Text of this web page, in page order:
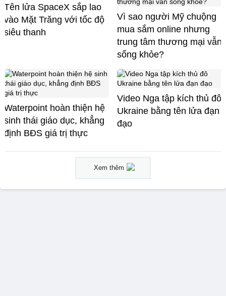
Tên lửa SpaceX sắp lao
vào Mặt Trăng với tốc độ
siêu thanh
Vì sao người Mỹ chuộng
mua sắm online nhưng
trung tâm thương mại vẫn
sống khỏe?
Waterpoint hoàn thiện hệ
sinh thái giáo dục, khẳng
định BĐS giá trị thực
Video Nga tập kích thủ đô
Ukraine bằng tên lửa đạn
đạo
Xem thêm